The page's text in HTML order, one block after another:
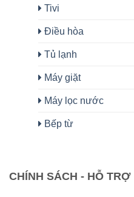
Tivi
Điều hòa
Tủ lạnh
Máy giặt
Máy lọc nước
Bếp từ
CHÍNH SÁCH - HỖ TRỢ